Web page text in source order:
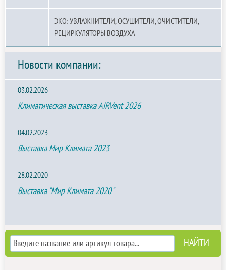
ЭКО: УВЛАЖНИТЕЛИ, ОСУШИТЕЛИ, ОЧИСТИТЕЛИ,
РЕЦИРКУЛЯТОРЫ ВОЗДУХА
Новости компании:
03.02.2026
Климатическая выставка AIRVent 2026
04.02.2023
Выставка Мир Климата 2023
28.02.2020
Выставка "Мир Климата 2020"